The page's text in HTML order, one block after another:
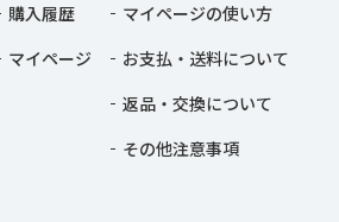
購入履歴
マイページ
マイページの使い方
お支払・送料について
返品・交換について
その他注意事項